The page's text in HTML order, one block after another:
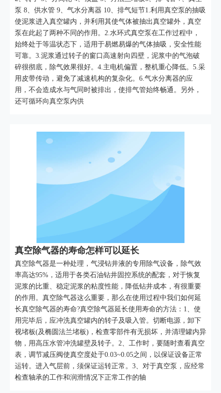
泵 8、供水管 9、气水分离器 10、排气短节1.利用真空泵的抽吸
使泥浆进入真空罐内，并利用其使气体被抽出真空罐外，真空
泵在此起了两种不同的作用。2.水环式真空泵在工作过程中，
始终处于等温状态下，适用于易燃易爆的气体抽吸，安全性能
可靠。3.泥浆通过转子的窗口高速射向四壁，泥浆中的气泡破
碎很彻底，除气效果很好。4.主电机偏置，整机重心降低。5.采
用皮带传动，避免了减速机构的复杂化。6.气水分离器的应
用，不会造成水与气同时被排出，使排气管始终畅通。另外，
还可循环向真空泵内供
真空除气器的寿命怎样可以延长
真空除气器是一种处理，气浸钻井液的专用除气设备，除气效
率高达95%，适用于各类石油钻井固控系统的配套，对于恢复
泥浆的比重、稳定泥浆的粘度性能，降低钻井成本，有很重要
的作用。真空除气器这么重要，那么在使用过程中我们如何延
长真空除气器的寿命?真空除气器延长使用寿命的方法：1、使
用完毕后，应冲洗真空罐内的转子及吸入管。切断电源，卸下
视堵板(及椭圆法兰堵板)，检查零部件有无损坏，并清理罐内异
物，用高压水管冲洗罐壁及转子。2、工作时，要随时查看真空
表，调节减压阀使真空度处于0.03~0.05之间，以保证设备正常
运转。进入气层前，须保证运转正常。3、对于真空泵，应经常
检查轴承的工作和润滑情况下正常工作的轴